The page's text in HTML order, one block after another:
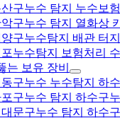
구누수 탐지 누수보
악구누수 탐지 열화상
구누수탐지 배관 터
누수탐지 보험처리
는 보유 장비
구누수 누수탐지 하
구누수 탐지 하수구
문구누수 탐지 하수